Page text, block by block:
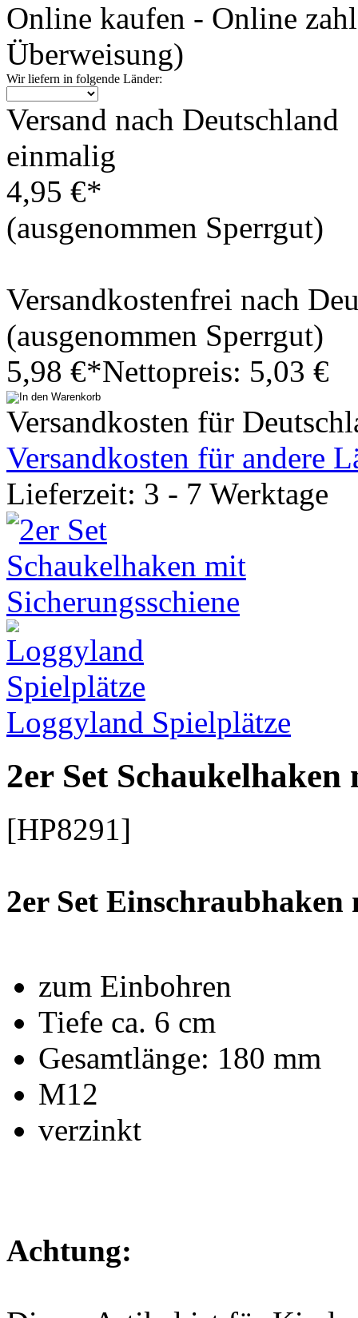
Online kaufen - Online
Überweisung)
Wir liefern in folgende Länder:
Versand nach Deutschland
einmalig
4,95 €*
(ausgenommen Sperrgut)
Versandkostenfrei nach
(ausgenommen Sperrgut)
5,98 €*Nettopreis: 5,03 €
Versandkosten für
Versandkosten für andere
Lieferzeit: 3 - 7 Werktage
Loggyland Spielplätze
2er Set Schaukelhaken
[HP8291]
2er Set
zum Einbohren
Tiefe ca. 6 cm
Gesamtlänge: 180 mm
M12
verzinkt
Achtung: